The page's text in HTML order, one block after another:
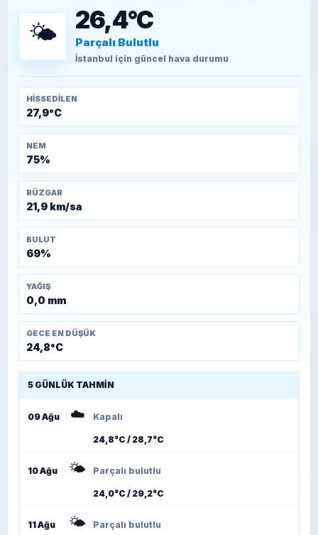
TEOMAN ALPASLAN
Kütahya-Eskişehir Muharebeleri (10-24
🌤️ 26,4°C
Parçalı Bulutlu
İstanbul için güncel hava durumu
HISSEDILEN
27,9°C
NEM
75%
RÜZGAR
21,9 km/sa
BULUT
69%
YAĞIŞ
0,0 mm
GECE EN DÜŞÜK
24,8°C
5 GÜNLÜK TAHMIN
09 Ağu ☁️ Kapalı
24,8°C / 28,7°C
10 Ağu 🌤️ Parçalı bulutlu
24,0°C / 29,2°C
11 Ağu 🌤️ Parçalı bulutlu